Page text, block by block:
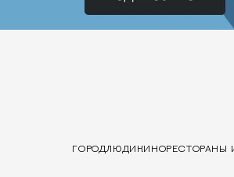
ГОРОДЛЮДИ КИНОРЕСТОРАНЫ